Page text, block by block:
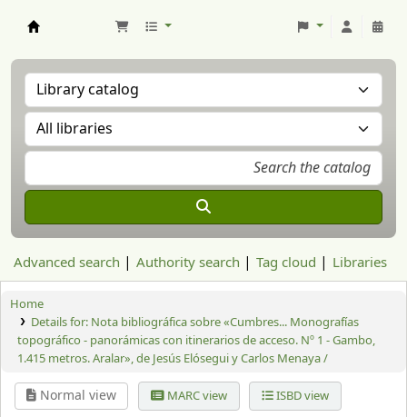
Advanced search Authority search Tag cloud Libraries
Home
Details for: Nota bibliográfica sobre «Cumbres... Monografías
topográfico - panorámicas con itinerarios de acceso. Nº 1 - Gambo,
1.415 metros. Aralar», de Jesús Elósegui y Carlos Menaya /
Normal view MARC view ISBD view